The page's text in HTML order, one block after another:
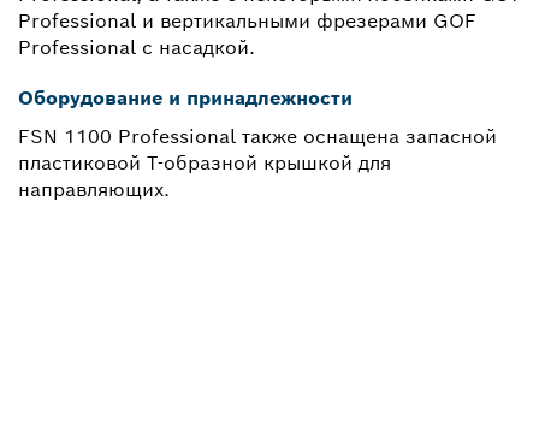
Professional и вертикальными фрезерами GOF
Professional с насадкой.
Оборудование и принадлежности
FSN 1100 Professional также оснащена запасной
пластиковой Т-образной крышкой для
направляющих.